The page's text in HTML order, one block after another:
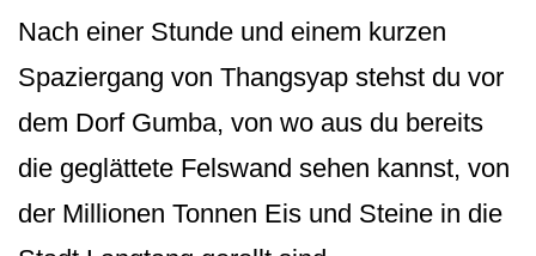
Nach einer Stunde und einem kurzen
Spaziergang von Thangsyap stehst du vor
dem Dorf Gumba, von wo aus du bereits
die geglättete Felswand sehen kannst, von
der Millionen Tonnen Eis und Steine in die